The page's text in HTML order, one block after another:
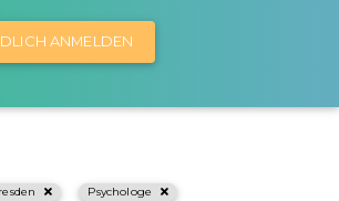
ANMELDEN
Psychologe